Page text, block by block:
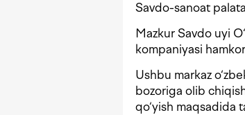
Savdo-sanoat
Mazkur Savdo uyi
kompaniyasi
Ushbu markaz
bozoriga olib
qo‘yish maqsadida